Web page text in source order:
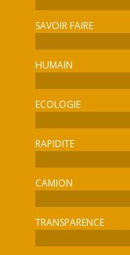
SAVOIR FAIRE
HUMAIN
ECOLOGIE
RAPIDITE
CAMION
TRANSPARENCE